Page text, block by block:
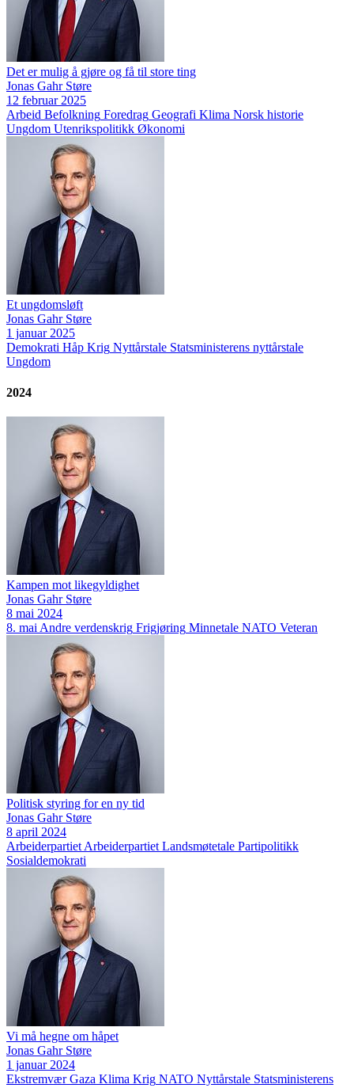
Det er mulig å gjøre og få til store ting
Jonas Gahr Støre
12 februar 2025
Arbeid Befolkning Foredrag Geografi Klima Norsk historie
Ungdom Utenrikspolitikk Økonomi
Et ungdomsløft
Jonas Gahr Støre
1 januar 2025
Demokrati Håp Krig Nyttårstale Statsministerens nyttårstale
Ungdom
2024
Kampen mot likegyldighet
Jonas Gahr Støre
8 mai 2024
8. mai Andre verdenskrig Frigjøring Minnetale NATO Veteran
Politisk styring for en ny tid
Jonas Gahr Støre
8 april 2024
Arbeiderpartiet Arbeiderpartiet Landsmøtetale Partipolitikk
Sosialdemokrati
Vi må hegne om håpet
Jonas Gahr Støre
1 januar 2024
Ekstremvær Gaza Klima Krig NATO Nyttårstale Statsministerens